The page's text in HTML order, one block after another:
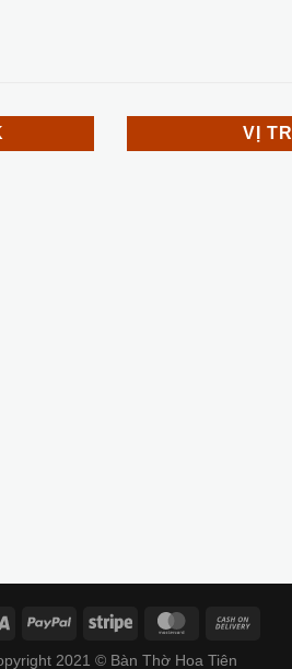
VỊ TRÍ
2021 © Bàn Thờ Hoa Tiên